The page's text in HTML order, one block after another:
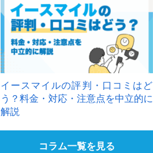
イースマイルの評判・口コミはど
う？料金・対応・注意点を中立的に
解説
コラム一覧を見る